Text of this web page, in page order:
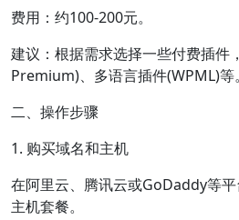
费用：约100-200元。
建议：根据需求选择一些付费插件
Premium)、多语言插件(WPML)等。
二、操作步骤
1. 购买域名和主机
在阿里云、腾讯云或GoDaddy等
主机套餐。